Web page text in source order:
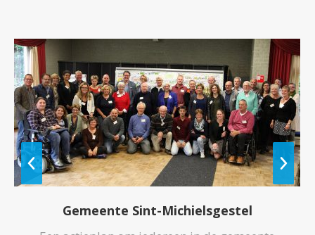
Gemeente Sint-Michielsgestel